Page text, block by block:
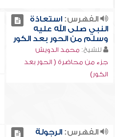
الفهرس:استعاذة
النبي صلى الله عليه
وسلم من الحور بعد الكور
للشيخ: محمد الدويش
جزء من محاضرة ( الحور بعد
الكور)
الفهرس:الرجولة